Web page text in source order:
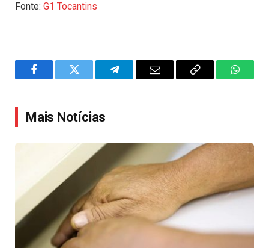
Fonte: G1 Tocantins
FacebookTwitter TelegramEmail
Copy
Mais Notícias